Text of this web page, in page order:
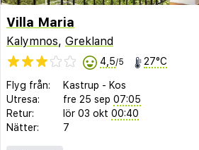
Villa Maria
Kalymnos, Grekland
4,5/5 27°C
Flyg från: Kastrup - Kos
Utresa:
fre 25 sep 07:05
Retur:
lör 03 okt 00:40
Nätter:
7